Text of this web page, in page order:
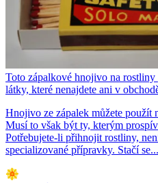
Toto zápalkové hnojivo na
látky, které nenajdete ani v
Hnojivo ze zápalek můžete použít
Musí to však být ty, kterým
Potřebujete-li přihnojit rostliny,
specializované přípravky. Stačí se...